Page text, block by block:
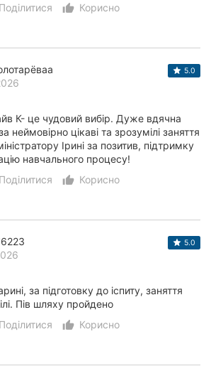
Поділитися thumb_up_alt
Корисно
5.0
К- це чудовий вибір. Дуже вдячна
неймовірно цікаві та зрозумілі заняття
Ірині за позитив, підтримку
навчального процесу!
Поділитися thumb_up_alt
Корисно
5.0
за підготовку до іспиту, заняття
Пів шляху пройдено
Поділитися thumb_up_alt
Корисно